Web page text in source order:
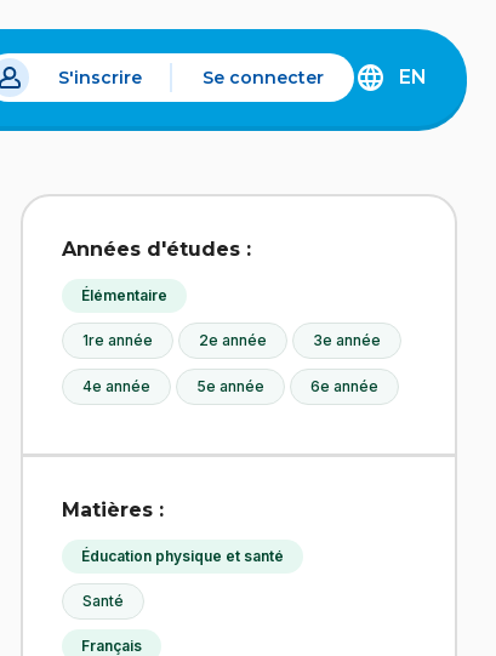
onglet.
S'inscrire Se connecter
DISCOVER
EN
Années d'études :
Élémentaire
1re année 2e année 3e année
4e année 5e année 6e année
Matières :
Éducation physique et santé
Santé
Français